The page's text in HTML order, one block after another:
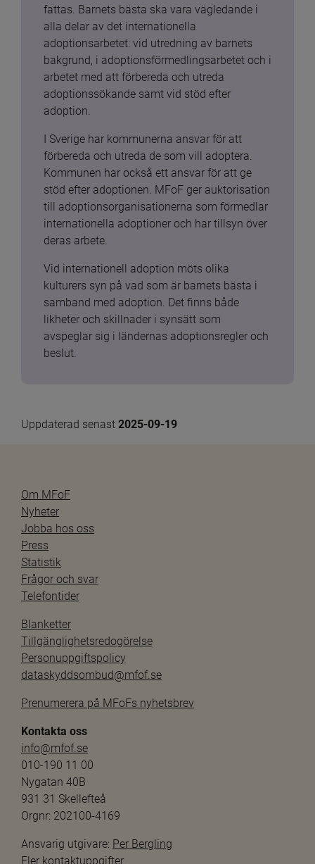
fattas. Barnets bästa ska vara vägledande i
alla delar av det internationella
adoptionsarbetet: vid utredning av barnets
bakgrund, i adoptionsförmedlingsarbetet och i
arbetet med att förbereda och utreda
adoptionssökande samt vid stöd efter
adoption.
I Sverige har kommunerna ansvar för att
förbereda och utreda de som vill adoptera.
Kommunen har också ett ansvar för att ge
stöd efter adoptionen. MFoF ger auktorisation
till adoptionsorganisationerna som förmedlar
internationella adoptioner och har tillsyn över
deras arbete.
Vid internationell adoption möts olika
kulturers syn på vad som är barnets bästa i
samband med adoption. Det finns både
likheter och skillnader i synsätt som
avspeglar sig i ländernas adoptionsregler och
beslut.
Uppdaterad senast 2025-09-19
Om MFoF
Nyheter
Jobba hos oss
Press
Statistik
Frågor och svar
Telefontider
Blanketter
Tillgänglighetsredogörelse
Personuppgiftspolicy
dataskyddsombud@mfof.se
Prenumerera på MFoFs nyhetsbrev
Kontakta oss
info@mfof.se
010-190 11 00
Nygatan 40B
931 31 Skellefteå
Orgnr: 202100-4169
Ansvarig utgivare: Per Bergling
Fler kontaktuppgifter